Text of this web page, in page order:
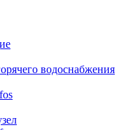
водоснабжения